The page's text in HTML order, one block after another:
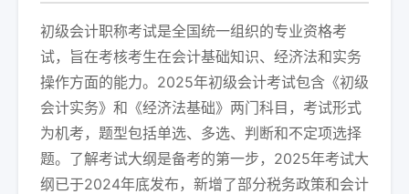
初级会计职称考试是全国统一组织的专业资格考
试，旨在考核考生在会计基础知识、经济法和实务
操作方面的能力。2025年初级会计考试包含《初级
会计实务》和《经济法基础》两门科目，考试形式
为机考，题型包括单选、多选、判断和不定项选择
题。了解考试大纲是备考的第一步，2025年考试大
纲已于2024年底发布，新增了部分税务政策和会计